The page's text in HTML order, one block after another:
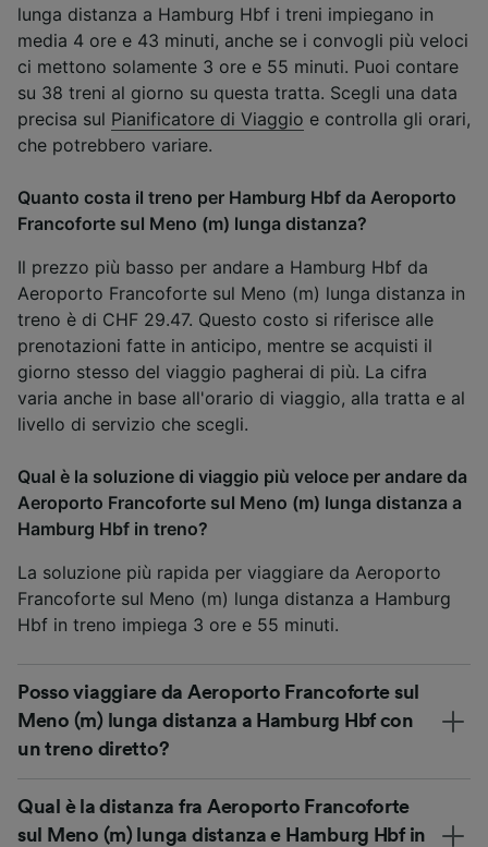
lunga distanza a Hamburg Hbf i treni impiegano in
media 4 ore e 43 minuti, anche se i convogli più veloci
ci mettono solamente 3 ore e 55 minuti. Puoi contare
su 38 treni al giorno su questa tratta. Scegli una data
precisa sul Pianificatore di Viaggio e controlla gli orari,
che potrebbero variare.
Quanto costa il treno per Hamburg Hbf da Aeroporto
Francoforte sul Meno (m) lunga distanza?
Il prezzo più basso per andare a Hamburg Hbf da
Aeroporto Francoforte sul Meno (m) lunga distanza in
treno è di CHF 29.47. Questo costo si riferisce alle
prenotazioni fatte in anticipo, mentre se acquisti il
giorno stesso del viaggio pagherai di più. La cifra
varia anche in base all'orario di viaggio, alla tratta e al
livello di servizio che scegli.
Qual è la soluzione di viaggio più veloce per andare da
Aeroporto Francoforte sul Meno (m) lunga distanza a
Hamburg Hbf in treno?
La soluzione più rapida per viaggiare da Aeroporto
Francoforte sul Meno (m) lunga distanza a Hamburg
Hbf in treno impiega 3 ore e 55 minuti.
Posso viaggiare da Aeroporto Francoforte sul
Meno (m) lunga distanza a Hamburg Hbf con
un treno diretto?
Qual è la distanza fra Aeroporto Francoforte
sul Meno (m) lunga distanza e Hamburg Hbf in